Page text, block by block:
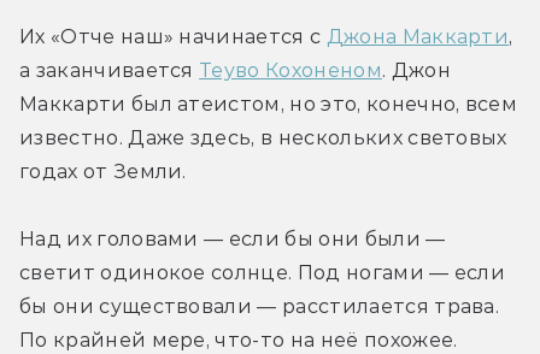
Их «Отче наш» начинается с Джона Маккарти,
а заканчивается Теуво Кохоненом. Джон
Маккарти был атеистом, но это, конечно, всем
известно. Даже здесь, в нескольких световых
годах от Земли.
Над их головами — если бы они были —
светит одинокое солнце. Под ногами — если
бы они существовали — расстилается трава.
По крайней мере, что-то на неё похожее.